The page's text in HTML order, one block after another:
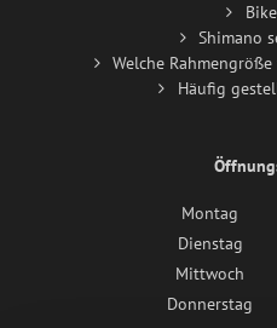
Shimano
Welche
Häufig
Montag
Dienstag
Mittwoch
Donnerstag